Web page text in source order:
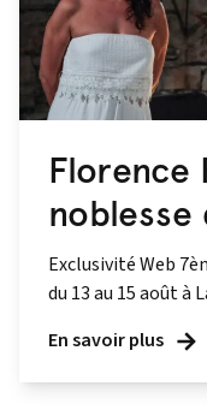
Florence
noblesse
Exclusivité Web
du 13 au 15 août à
En savoir plus